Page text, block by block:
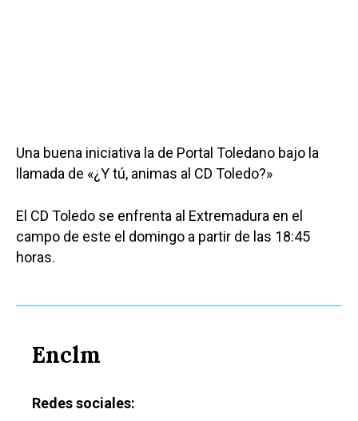
Una buena iniciativa la de Portal Toledano bajo la
llamada de «¿Y tú, animas al CD Toledo?»
El CD Toledo se enfrenta al Extremadura en el
campo de este el domingo a partir de las 18:45
horas.
Enclm
Redes sociales: